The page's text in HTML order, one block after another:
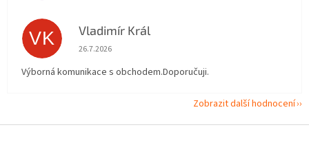
VK Vladimír Král
Hodnocení obchodu je 5 z 5 hvězdiček.
26.7.2026
Výborná komunikace s obchodem.Doporučuji.
Zobrazit další hodnocení